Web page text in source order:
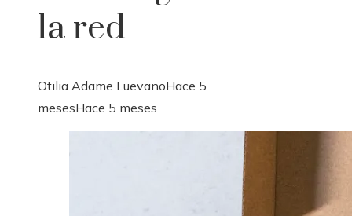
la red
Otilia Adame LuevanoHace 5
mesesHace 5 meses